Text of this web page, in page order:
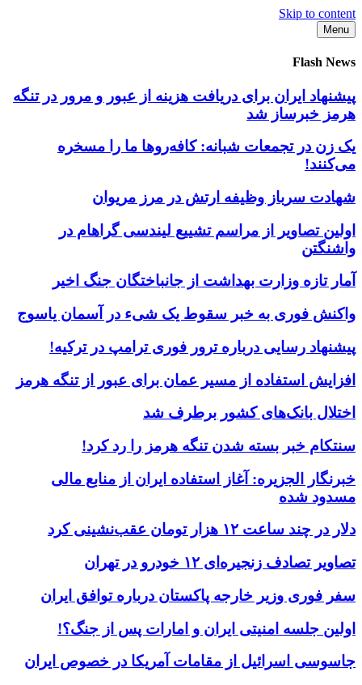
Skip to content
Menu
Flash News
پیشنهاد ایران برای دریافت هزینه از عبور و مرور در تنگه
هرمز خبرساز شد
یک زن در تجمعات شبانه: کافه‌روها ما را مسخره
می‌کنند!
شهادت سرباز وظیفه ارتش در مرز مریوان
اولین تصاویر از مراسم تشییع لیندسی گراهام در
واشنگتن
آمار تازه وزارت بهداشت از جانباختگان جنگ اخیر
واکنش فوری به خبر سقوط یک شیء در آسمان یاسوج
پیشنهاد رسایی درباره ترور فوری ترامپ در ترکیه!
افزایش استفاده از مسیر عمان برای عبور از تنگه هرمز
اختلال بانک‌های کشور برطرف شد
سنتکام خبر بسته شدن تنگه هرمز را رد کرد!
خبرنگار الجزیره: آغاز استفاده ایران از منابع مالی
مسدود شده
دلار در چند ساعت ۱۲ هزار تومان عقب‌نشینی کرد
تصاویر تصادف زنجیره‌ای ۱۲ خودرو در تهران
سفر فوری وزیر خارجه پاکستان درباره توافق ایران
اولین جلسه امنیتی ایران و امارات پس از جنگ؟!
جاسوسی اسرائیل از مقامات آمریکا در خصوص ایران